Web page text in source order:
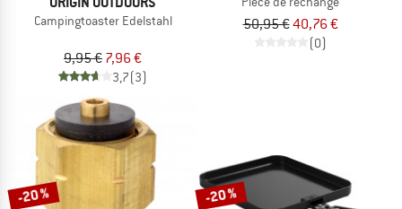
Campingtoaster Edelstahl
9,95 € 7,96 €
3,7(3)
50,95 €40,76 €
(0)
-20 % -20 %